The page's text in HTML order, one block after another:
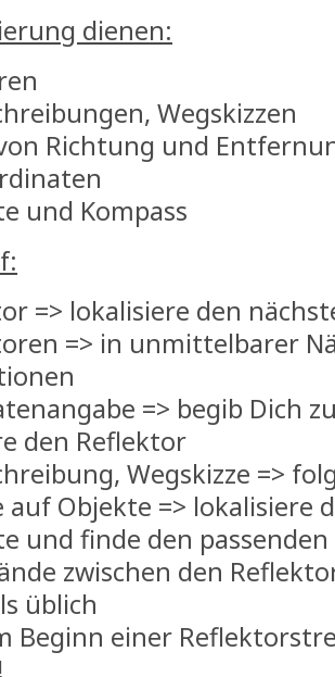
dienen:
Wegskizzen
Richtung und
und Kompass
=> lokalisiere den
=> in unmittelbarer
=> begib Dich
den Reflektor
Wegskizze =>
auf Objekte => lokalisiere
und finde den
zwischen den
üblich
Beginn einer